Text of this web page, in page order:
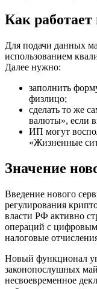
Как
Для подачи данных
использованием
Далее нужно:
заполнить
физлицо;
сделать то же
валюты», если
ИП могут
«Жизненные
Значение
Введение нового
регулирования
власти РФ активно
операций с
налоговые
Новый функционал
законопослушных
несвоевременное